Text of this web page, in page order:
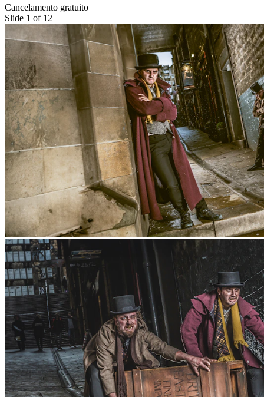
Cancelamento gratuito
Slide 1 of 12